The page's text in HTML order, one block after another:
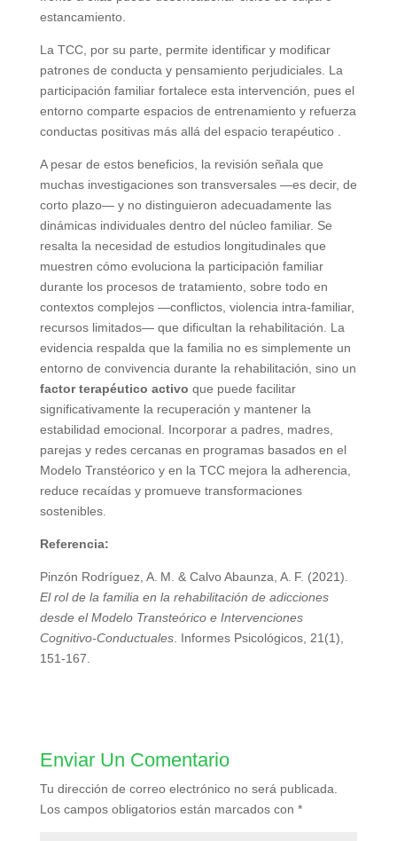
estancamiento.
La TCC, por su parte, permite identificar y modificar
patrones de conducta y pensamiento perjudiciales. La
participación familiar fortalece esta intervención, pues el
entorno comparte espacios de entrenamiento y refuerza
conductas positivas más allá del espacio terapéutico.
A pesar de estos beneficios, la revisión señala que
muchas investigaciones son transversales —es decir, de
corto plazo— y no distinguieron adecuadamente las
dinámicas individuales dentro del núcleo familiar. Se
resalta la necesidad de estudios longitudinales que
muestren cómo evoluciona la participación familiar
durante los procesos de tratamiento, sobre todo en
contextos complejos —conflictos, violencia intra-familiar,
recursos limitados— que dificultan la rehabilitación. La
evidencia respalda que la familia no es simplemente un
entorno de convivencia durante la rehabilitación, sino un
factor terapéutico activo que puede facilitar
significativamente la recuperación y mantener la
estabilidad emocional. Incorporar a padres, madres,
parejas y redes cercanas en programas basados en el
Modelo Transtéorico y en la TCC mejora la adherencia,
reduce recaídas y promueve transformaciones
sostenibles.
Referencia:
Pinzón Rodríguez, A. M. & Calvo Abaunza, A. F. (2021).
El rol de la familia en la rehabilitación de adicciones
desde el Modelo Transteórico e Intervenciones
Cognitivo-Conductuales. Informes Psicológicos, 21(1),
151‑167.
Enviar Un Comentario
Tu dirección de correo electrónico no será publicada.
Los campos obligatorios están marcados con *